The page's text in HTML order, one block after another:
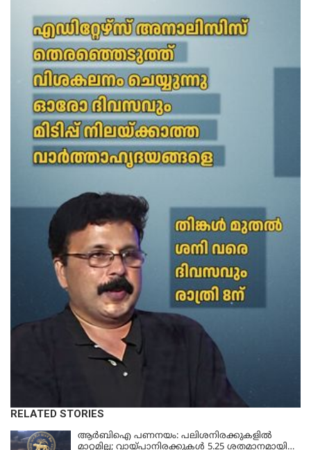
RELATED STORIES
ആർബിഐ പണനയം: പലിശനിരക്കുകളിൽ
മാറ്റമില്ല; വായ്പാനിരക്കുകൾ 5.25 ശതമാനമായി